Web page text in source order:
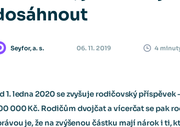
Seyfor, a. s. 06. 11. 2019 4
1. ledna 2020 se zvyšuje rodičovský
000 Kč. Rodičům dvojčat a vícerčat se pak
je, že na zvýšenou částku mají nárok i